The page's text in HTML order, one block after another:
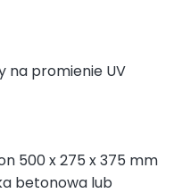
na promienie UV
500 x 275 x 375 mm
betonowa lub